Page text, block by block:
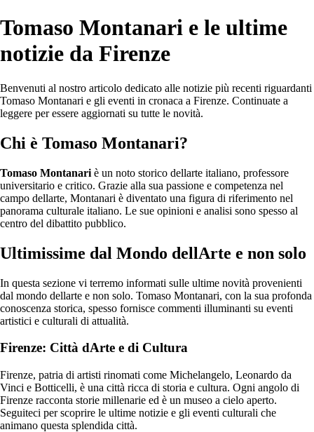
Tomaso Montanari e le ultime
notizie da Firenze
Benvenuti al nostro articolo dedicato alle notizie più recenti riguardanti
Tomaso Montanari e gli eventi in cronaca a Firenze. Continuate a
leggere per essere aggiornati su tutte le novità.
Chi è Tomaso Montanari?
Tomaso Montanari è un noto storico dellarte italiano, professore
universitario e critico. Grazie alla sua passione e competenza nel
campo dellarte, Montanari è diventato una figura di riferimento nel
panorama culturale italiano. Le sue opinioni e analisi sono spesso al
centro del dibattito pubblico.
Ultimissime dal Mondo dellArte e non solo
In questa sezione vi terremo informati sulle ultime novità provenienti
dal mondo dellarte e non solo. Tomaso Montanari, con la sua profonda
conoscenza storica, spesso fornisce commenti illuminanti su eventi
artistici e culturali di attualità.
Firenze: Città dArte e di Cultura
Firenze, patria di artisti rinomati come Michelangelo, Leonardo da
Vinci e Botticelli, è una città ricca di storia e cultura. Ogni angolo di
Firenze racconta storie millenarie ed è un museo a cielo aperto.
Seguiteci per scoprire le ultime notizie e gli eventi culturali che
animano questa splendida città.